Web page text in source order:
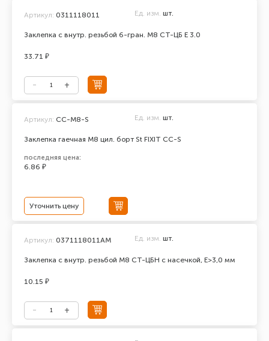
Заклепка с внутр. резьбой 6-гран. М8 СТ-ЦБ Е 3.0
Артикул: 0311118011 Ед. изм. шт.
33.71 ₽
Заклепка гаечная М8 цил. борт St FIXIT CC-S
Артикул: CC-М8-S Ед. изм. шт.
последняя цена:
6.86 ₽
Уточнить цену
Заклепка с внутр. резьбой М8 СТ-ЦБН с насечкой, E>3,0 мм
Артикул: 0371118011AM Ед. изм. шт.
10.15 ₽